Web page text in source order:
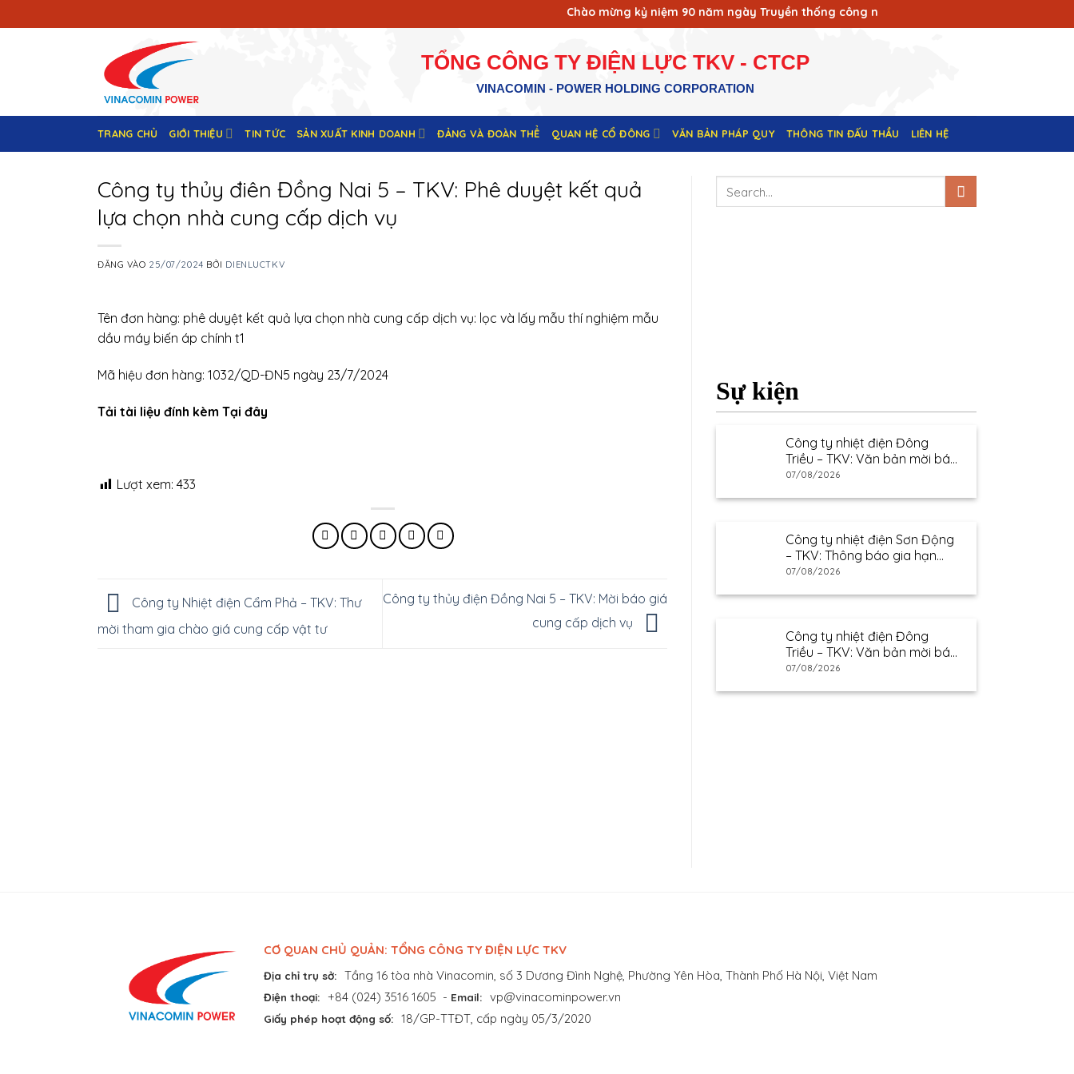
qua
Chào mừng kỷ niệm 90 năm ngày Truyền thống công nhân Vùng mỏ - Truyền thống ngành
TỔNG CÔNG TY ĐIỆN LỰC TKV - CTCP
VINACOMIN - POWER HOLDING CORPORATION
TRANG CHỦ GIỚI THIỆU TIN TỨC SẢN XUẤT KINH DOANH ĐẢNG VÀ ĐOÀN THỂ QUAN HỆ CỔ ĐÔNG VĂN BẢN PHÁP QUY THÔNG TIN ĐẤU THẦU LIÊN HỆ
Công ty thủy điên Đồng Nai 5 – TKV: Phê duyệt kết quả
lựa chọn nhà cung cấp dịch vụ
ĐĂNG VÀO 25/07/2024 BỞI DIENLUCTKV
Tên đơn hàng: phê duyệt kết quả lựa chọn nhà cung cấp dịch vụ: lọc và lấy mẫu thí nghiệm mẫu
dầu máy biến áp chính t1
Mã hiệu đơn hàng: 1032/QD-ĐN5 ngày 23/7/2024
Tải tài liệu đính kèm Tại đây
Lượt xem: 433
Công ty Nhiệt điện Cẩm Phả – TKV: Thư
mời tham gia chào giá cung cấp vật tư
Công ty thủy điện Đồng Nai 5 – TKV: Mời báo giá
cung cấp dịch vụ
Sự kiện
Công ty nhiệt điện Đông
Triều – TKV: Văn bản mời báo
giá
07/08/2026
Công ty nhiệt điện Sơn Động
– TKV: Thông báo gia hạn
thư mời báo giá
07/08/2026
Công ty nhiệt điện Đông
Triều – TKV: Văn bản mời báo
giá
07/08/2026
CƠ QUAN CHỦ QUẢN: TỔNG CÔNG TY ĐIỆN LỰC TKV
Địa chỉ trụ sở: Tầng 16 tòa nhà Vinacomin, số 3 Dương Đình Nghệ, Phường Yên Hòa, Thành Phố Hà Nội, Việt Nam
Điện thoại: +84 (024) 3516 1605 - Email: vp@vinacominpower.vn
Giấy phép hoạt động số: 18/GP-TTĐT, cấp ngày 05/3/2020